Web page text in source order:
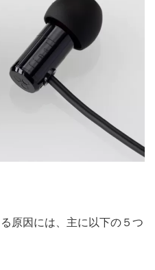
原因には、主に以下の５つ